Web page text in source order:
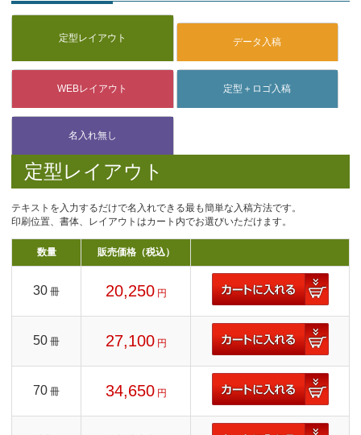
定型レイアウト
テキストを入力するだけで名入れできる最も簡単な入稿方法です。
印刷位置、書体、レイアウトはカート内でお選びいただけます。
数量 販売価格（税込）
30 冊 20,250 円
50 冊 27,100 円
70 冊 34,650 円